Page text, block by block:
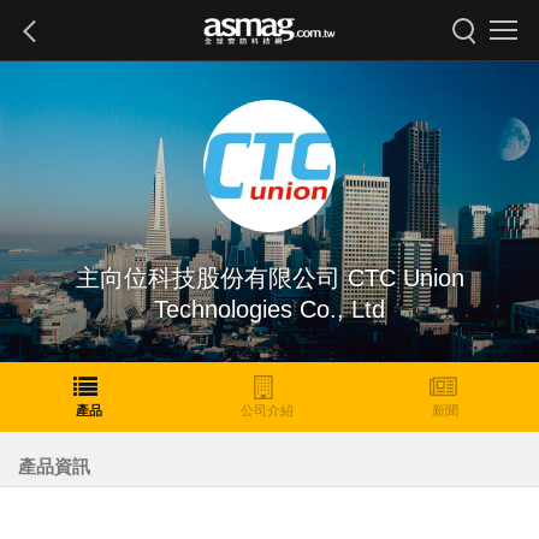
主向位科技股份有限公司 CTC Union
Technologies Co., Ltd
產品 公司介紹 新聞
產品資訊